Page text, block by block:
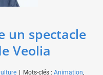
un spectacle
Veolia
| Mots-clés : Animation